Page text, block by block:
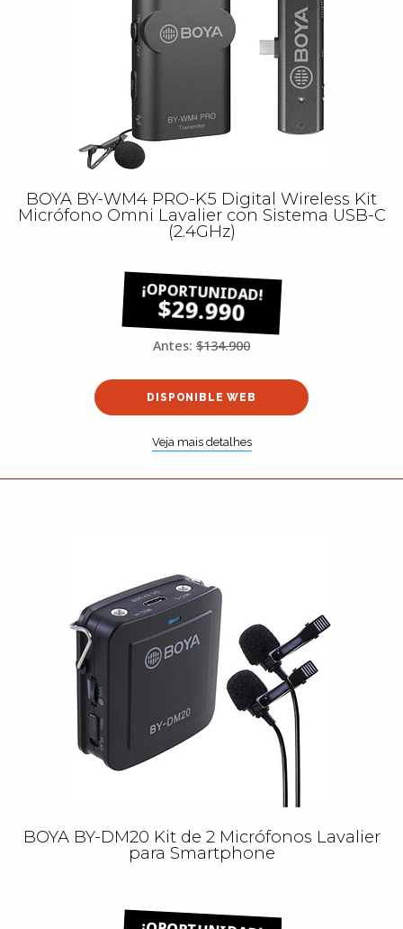
BOYA BY-WM4 PRO-K5 Digital Wireless Kit
Micrófono Omni Lavalier con Sistema USB-C
(2.4GHz)
$29.990
Antes: $134.900
DISPONIBLE WEB
Veja mais detalhes
BOYA BY-DM20 Kit de 2 Micrófonos Lavalier
para Smartphone